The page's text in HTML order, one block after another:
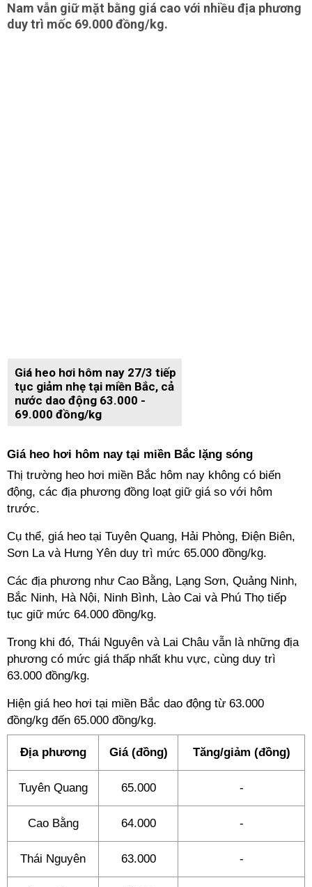
Nam vẫn giữ mặt bằng giá cao với nhiều địa phương
duy trì mốc 69.000 đồng/kg.
Giá heo hơi hôm nay 27/3 tiếp
tục giảm nhẹ tại miền Bắc, cả
nước dao động 63.000 -
69.000 đồng/kg
Giá heo hơi hôm nay tại miền Bắc lặng sóng
Thị trường heo hơi miền Bắc hôm nay không có biến
động, các địa phương đồng loạt giữ giá so với hôm
trước.
Cụ thể, giá heo tại Tuyên Quang, Hải Phòng, Điện Biên,
Sơn La và Hưng Yên duy trì mức 65.000 đồng/kg.
Các địa phương như Cao Bằng, Lạng Sơn, Quảng Ninh,
Bắc Ninh, Hà Nội, Ninh Bình, Lào Cai và Phú Thọ tiếp
tục giữ mức 64.000 đồng/kg.
Trong khi đó, Thái Nguyên và Lai Châu vẫn là những địa
phương có mức giá thấp nhất khu vực, cùng duy trì
63.000 đồng/kg.
Hiện giá heo hơi tại miền Bắc dao động từ 63.000
đồng/kg đến 65.000 đồng/kg.
Địa phương Giá (đồng) Tăng/giảm (đồng)
Tuyên Quang 65.000 -
Cao Bằng 64.000 -
Thái Nguyên 63.000 -